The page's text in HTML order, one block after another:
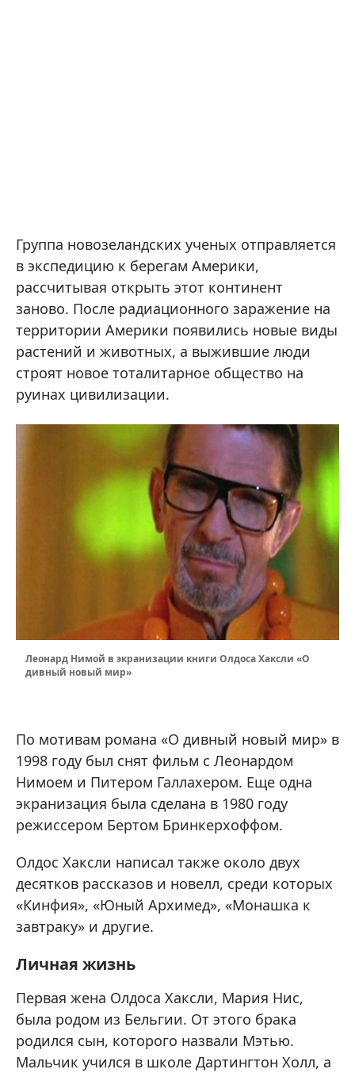
Группа новозеландских ученых отправляется
в экспедицию к берегам Америки,
рассчитывая открыть этот континент
заново. После радиационного заражение на
территории Америки появились новые виды
растений и животных, а выжившие люди
строят новое тоталитарное общество на
руинах цивилизации.
Леонард Нимой в экранизации книги Олдоса Хаксли «О
дивный новый мир»
По мотивам романа «О дивный новый мир» в
1998 году был снят фильм с Леонардом
Нимоем и Питером Галлахером. Еще одна
экранизация была сделана в 1980 году
режиссером Бертом Бринкерхоффом.
Олдос Хаксли написал также около двух
десятков рассказов и новелл, среди которых
«Кинфия», «Юный Архимед», «Монашка к
завтраку» и другие.
Личная жизнь
Первая жена Олдоса Хаксли, Мария Нис,
была родом из Бельгии. От этого брака
родился сын, которого назвали Мэтью.
Мальчик учился в школе Дартингтон Холл, а